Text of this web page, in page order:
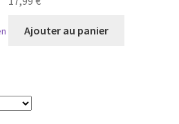
Ajouter au panier